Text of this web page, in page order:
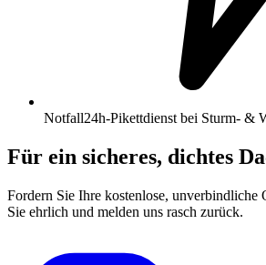
Notfall24h-Pikettdienst bei Sturm- &
Für ein sicheres, dichtes
Fordern Sie Ihre kostenlose, unverbindliche
Sie ehrlich und melden uns rasch zurück.